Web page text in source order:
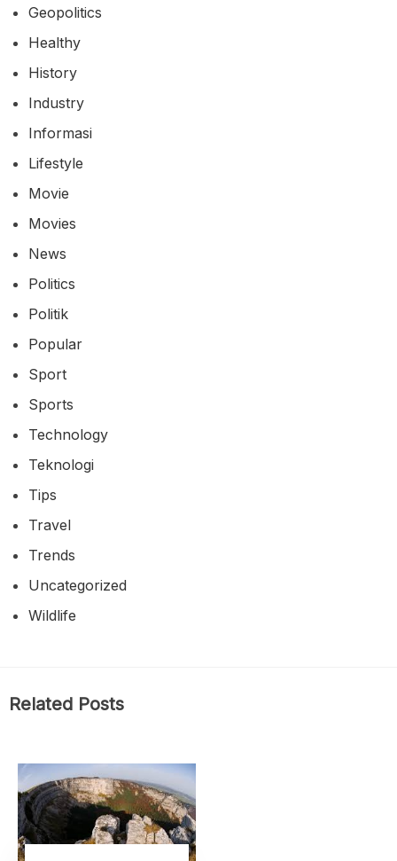
Geopolitics
Healthy
History
Industry
Informasi
Lifestyle
Movie
Movies
News
Politics
Politik
Popular
Sport
Sports
Technology
Teknologi
Tips
Travel
Trends
Uncategorized
Wildlife
Related Posts